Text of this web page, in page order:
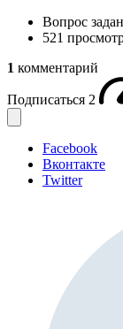
Вопрос задан
521
1 комментарий
Подписаться 2
Facebook
Вконтакте
Twitter